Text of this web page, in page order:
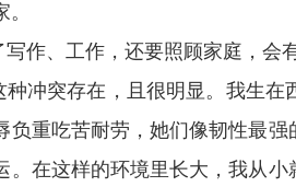
写作、工作，还要照顾家庭，会
种冲突存在，且很明显。我生
负重吃苦耐劳，她们像韧性最
。在这样的环境里长大，我从